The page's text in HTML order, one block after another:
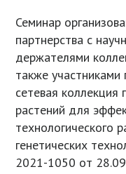
Семинар
партнерства с
держателями
также
сетевая коллекция
растений для
технологического
генетических
2021-1050 от